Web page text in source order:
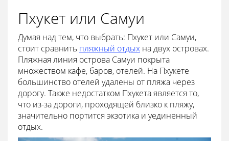
Пхукет или Самуи
Думая над тем, что выбрать: Пхукет или Самуи,
стоит сравнить пляжный отдых на двух островах.
Пляжная линия острова Самуи покрыта
множеством кафе, баров, отелей. На Пхукете
большинство отелей удалены от пляжа через
дорогу. Также недостатком Пхукета является то,
что из-за дороги, проходящей близко к пляжу,
значительно портится экзотика и уединенный
отдых.